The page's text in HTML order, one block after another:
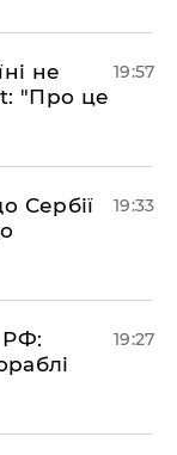
не
"Про це
19:57
Сербії
19:33
РФ:
19:27